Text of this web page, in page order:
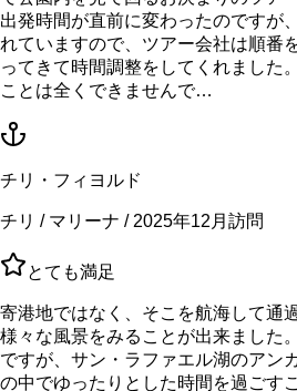
出発時間が直前に変わったのですが
れていますので、ツアー会社は順番
ってきて時間調整をしてくれました
ことは全くできませんで…
チリ・フィヨルド
チリ / マリーナ / 2025年12月訪問
とても満足
寄港地ではなく、そこを航海して通
様々な風景をみることが出来ました
ですが、サン・ラファエル湖のアン
の中でゆったりとした時間を過ごす